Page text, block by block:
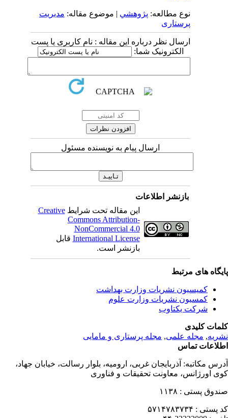
نوع مطالعه:پژوهشي| موضوع مقاله:مدیریت
پرستاری
ارسال نظر درباره این مقاله : نام کاربری یا پست
الکترونیک شما:
ارسال پیام به نویسنده مسئول
بازنشر اطلاعات
این مقاله تحت شرایطCreative
Commons Attribution-
NonCommercial 4.0
International Licenseقابل
بازنشر است.
های مرتبط
کمیسیون نشریات وزارت بهداشت
کمسیون نشریات وزارت علوم
شرکت یکتاوب
کلیدی
,مجله علمی, مجله پرستاری و مامایی
تماس
مکاتبه:آذربایجان غربی، ارومیه، بلوار رسالت، خیابان جهاد،
اورژانس، معاونت تحقیقات و فناوری
پستی : ۱۱۳۸
پستی : ۵۷۱۴۷۸۳۷۳۴